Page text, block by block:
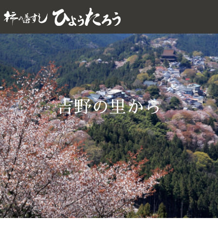
吉野の里から